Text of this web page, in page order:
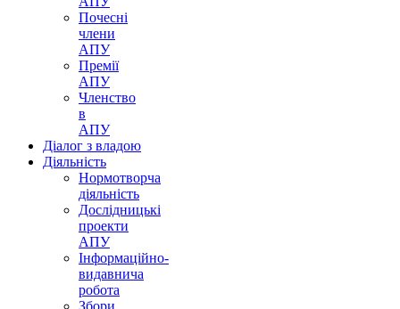
Почесні
члени
АПУ
Премії
АПУ
Членство
в
АПУ
Діалог з владою
Діяльність
Нормотворча
діяльність
Дослідницькі
проекти
АПУ
Інформаційно-
видавнича
робота
Збори